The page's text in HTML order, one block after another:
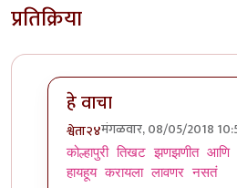
प्रतिक्रिया
हे वाचा
श्वेता२४मंगळवार, 08/05/2018
In reply toतुमचं आपलं
कोल्हापुरी तिखट झणझणीत
हायहूय करायला लावणर नसतं